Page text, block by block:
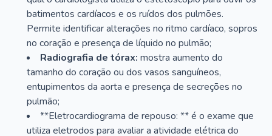
batimentos cardíacos e os ruídos dos pulmões.
Permite identificar alterações no ritmo cardíaco, sopros
no coração e presença de líquido no pulmão;
Radiografia de tórax: mostra aumento do
tamanho do coração ou dos vasos sanguíneos,
entupimentos da aorta e presença de secreções no
pulmão;
**Eletrocardiograma de repouso: ** é o exame que
utiliza eletrodos para avaliar a atividade elétrica do